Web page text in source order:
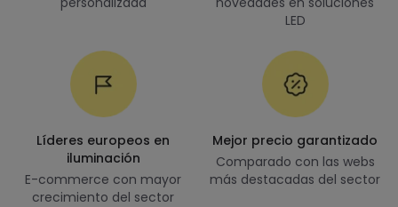
LED
Líderes europeos en
iluminación
E-commerce con mayor
crecimiento del sector
Mejor precio garantizado
Comparado con las webs
más destacadas del sector